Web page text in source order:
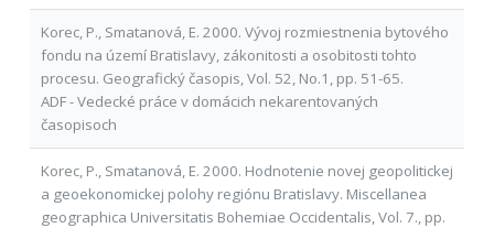
Korec, P., Smatanová, E. 2000. Vývoj rozmiestnenia bytového
fondu na území Bratislavy, zákonitosti a osobitosti tohto
procesu. Geografický časopis, Vol. 52, No.1, pp. 51-65.
ADF - Vedecké práce v domácich nekarentovaných
časopisoch
Korec, P., Smatanová, E. 2000. Hodnotenie novej geopolitickej
a geoekonomickej polohy regiónu Bratislavy. Miscellanea
geographica Universitatis Bohemiae Occidentalis, Vol. 7., pp.